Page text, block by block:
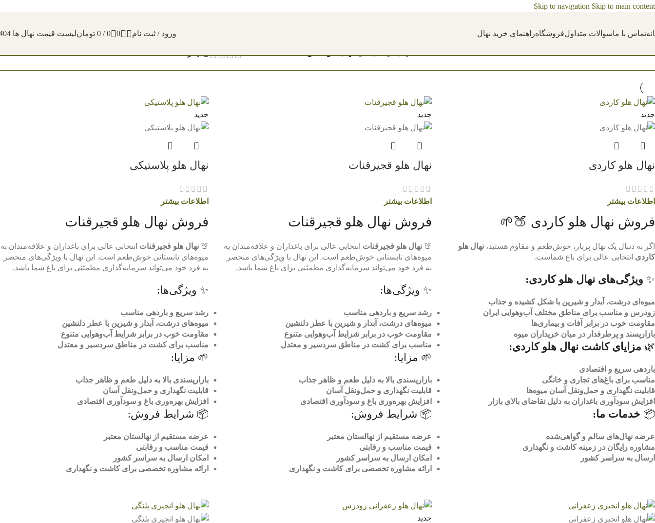
Skip to navigation Skip to main content
تماس با ماسوالات متداولفروشگاهراهنمای خرید نهال ورود / ثبت نام 0
0
/
0 تومانلیست قیمت نهال ها 1404
جدید
نهال هلو کاردی
اطلاعات بیشتر
فروش نهال هلو کاردی 🍑🌱
اگر به دنبال یک نهال پربار، خوش‌طعم و مقاوم هستید، نهال هلو
کاردی انتخابی عالی برای باغ شماست.
✨ ویژگی‌های نهال هلو کاردی:
میوه‌ای درشت، آبدار و شیرین با شکل کشیده و جذاب
زودرس و مناسب برای مناطق مختلف آب‌وهوایی ایران
مقاومت خوب در برابر آفات و بیماری‌ها
بازارپسند و پرطرفدار در میان خریداران میوه
🌿 مزایای کاشت نهال هلو کاردی:
باردهی سریع و اقتصادی
مناسب برای باغ‌های تجاری و خانگی
قابلیت نگهداری و حمل‌ونقل آسان میوه‌ها
افزایش سودآوری باغداران به دلیل تقاضای بالای بازار
📦 خدمات ما:
عرضه نهال‌های سالم و گواهی‌شده
مشاوره رایگان در زمینه کاشت و نگهداری
ارسال به سراسر کشور
جدید
نهال هلو قجیرقنات
اطلاعات بیشتر
فروش نهال هلو قجیرقنات
🍑 نهال هلو قجیرقنات انتخابی عالی برای باغداران و علاقه‌مندان به
میوه‌های تابستانی خوش‌طعم است. این نهال با ویژگی‌های منحصر
به فرد خود می‌تواند سرمایه‌گذاری مطمئنی برای باغ شما باشد.
✨ ویژگی‌ها:
رشد سریع و باردهی مناسب
میوه‌های درشت، آبدار و شیرین با عطر دلنشین
مقاومت خوب در برابر شرایط آب‌وهوایی متنوع
مناسب برای کشت در مناطق سردسیر و معتدل
🌱 مزایا:
بازارپسندی بالا به دلیل طعم و ظاهر جذاب
قابلیت نگهداری و حمل‌ونقل آسان
افزایش بهره‌وری باغ و سودآوری اقتصادی
📦 شرایط فروش:
عرضه مستقیم از نهالستان معتبر
قیمت مناسب و رقابتی
امکان ارسال به سراسر کشور
ارائه مشاوره تخصصی برای کاشت و نگهداری
جدید
نهال هلو پلاستیکی
اطلاعات بیشتر
فروش نهال هلو قجیرقنات
🍑 نهال هلو قجیرقنات انتخابی عالی برای باغداران و علاقه‌مندان به
میوه‌های تابستانی خوش‌طعم است. این نهال با ویژگی‌های منحصر
به فرد خود می‌تواند سرمایه‌گذاری مطمئنی برای باغ شما باشد.
✨ ویژگی‌ها:
رشد سریع و باردهی مناسب
میوه‌های درشت، آبدار و شیرین با عطر دلنشین
مقاومت خوب در برابر شرایط آب‌وهوایی متنوع
مناسب برای کشت در مناطق سردسیر و معتدل
🌱 مزایا:
بازارپسندی بالا به دلیل طعم و ظاهر جذاب
قابلیت نگهداری و حمل‌ونقل آسان
افزایش بهره‌وری باغ و سودآوری اقتصادی
📦 شرایط فروش:
عرضه مستقیم از نهالستان معتبر
قیمت مناسب و رقابتی
امکان ارسال به سراسر کشور
ارائه مشاوره تخصصی برای کاشت و نگهداری
جدید